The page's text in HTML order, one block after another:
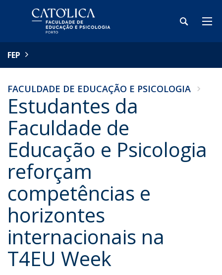
FEP
FACULDADE DE EDUCAÇÃO E PSICOLOGIA
Estudantes da
Faculdade de
Educação e Psicologia
reforçam
competências e
horizontes
internacionais na
T4EU Week